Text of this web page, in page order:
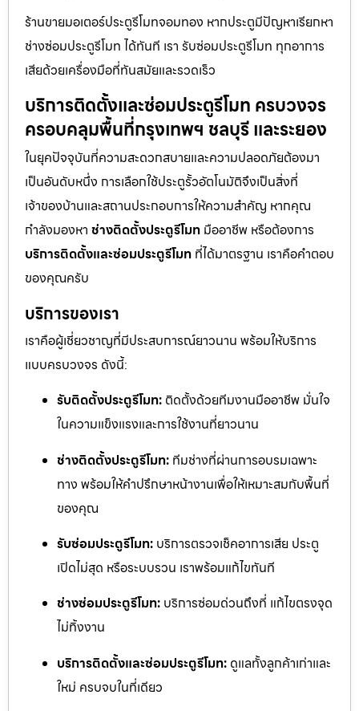
ร้านขายมอเตอร์ประตูรีโมทจอมทอง หากประตูมีปัญหาเรียกหา
ช่างซ่อมประตูรีโมท ได้ทันที เรา รับซ่อมประตูรีโมท ทุกอาการ
เสียด้วยเครื่องมือที่ทันสมัยและรวดเร็ว
บริการติดตั้งและซ่อมประตูรีโมท ครบวงจร
ครอบคลุมพื้นที่กรุงเทพฯ ชลบุรี และระยอง
ในยุคปัจจุบันที่ความสะดวกสบายและความปลอดภัยต้องมา
เป็นอันดับหนึ่ง การเลือกใช้ประตูรั้วอัตโนมัติจึงเป็นสิ่งที่
เจ้าของบ้านและสถานประกอบการให้ความสำคัญ หากคุณ
กำลังมองหา ช่างติดตั้งประตูรีโมท มืออาชีพ หรือต้องการ
บริการติดตั้งและซ่อมประตูรีโมท ที่ได้มาตรฐาน เราคือคำตอบ
ของคุณครับ
บริการของเรา
เราคือผู้เชี่ยวชาญที่มีประสบการณ์ยาวนาน พร้อมให้บริการ
แบบครบวงจร ดังนี้:
รับติดตั้งประตูรีโมท: ติดตั้งด้วยทีมงานมืออาชีพ มั่นใจ
ในความแข็งแรงและการใช้งานที่ยาวนาน
ช่างติดตั้งประตูรีโมท: ทีมช่างที่ผ่านการอบรมเฉพาะ
ทาง พร้อมให้คำปรึกษาหน้างานเพื่อให้เหมาะสมกับพื้นที่
ของคุณ
รับซ่อมประตูรีโมท: บริการตรวจเช็คอาการเสีย ประตู
เปิดไม่สุด หรือระบบรวน เราพร้อมแก้ไขทันที
ช่างซ่อมประตูรีโมท: บริการซ่อมด่วนถึงที่ แก้ไขตรงจุด
ไม่ทิ้งงาน
บริการติดตั้งและซ่อมประตูรีโมท: ดูแลทั้งลูกค้าเก่าและ
ใหม่ ครบจบในที่เดียว